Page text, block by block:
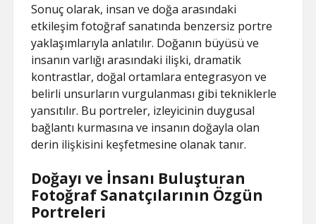
Sonuç olarak, insan ve doğa arasındaki
etkileşim fotoğraf sanatında benzersiz portre
yaklaşımlarıyla anlatılır. Doğanın büyüsü ve
insanın varlığı arasındaki ilişki, dramatik
kontrastlar, doğal ortamlara entegrasyon ve
belirli unsurların vurgulanması gibi tekniklerle
yansıtılır. Bu portreler, izleyicinin duygusal
bağlantı kurmasına ve insanın doğayla olan
derin ilişkisini keşfetmesine olanak tanır.
Doğayı ve İnsanı Buluşturan
Fotoğraf Sanatçılarının Özgün
Portreleri